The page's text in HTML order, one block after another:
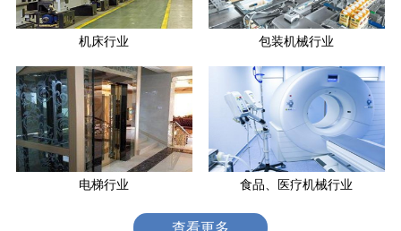
机床行业 包装机械行业
电梯行业 食品、医疗机械行业
查看更多